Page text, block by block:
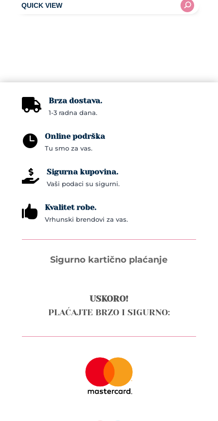
 Brza dostava.
1-3 radna dana.
 Online podrška
Tu smo za vas.
 Sigurna kupovina.
Vaši podaci su sigurni.
 Kvalitet robe.
Vrhunski brendovi za vas.
Sigurno kartično plaćanje
USKORO!
PLAĆAJTE BRZO I SIGURNO: